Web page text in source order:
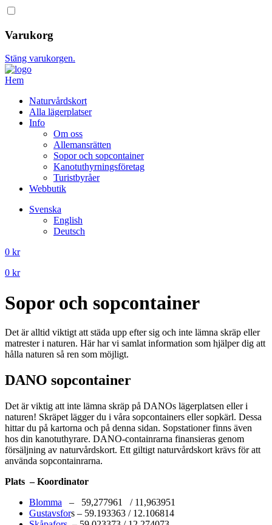
Varukorg
Stäng varukorgen.
Hem
Naturvårdskort
Alla lägerplatser
Info
Om oss
Allemansrätten
Sopor och sopcontainer
Kanotuthyrningsföretag
Turistbyråer
Webbutik
Svenska
English
Deutsch
0 kr
0 kr
Sopor och sopcontainer
Det är alltid viktigt att städa upp efter sig och inte lämna skräp eller
matrester i naturen. Här har vi samlat information som hjälper dig att
hålla naturen så ren som möjligt.
DANO sopcontainer
Det är viktig att inte lämna skräp på DANOs lägerplatsen eller i
naturen! Skräpet lägger du i våra sopcontainers eller sopkärl. Dessa
hittar du på kartorna och på denna sidan. Sopstationer finns även
hos din kanotuthyrare. DANO-containrarna finansieras genom
försäljning av naturvårdskort. Ett giltigt naturvårdskort krävs för att
använda sopcontainrarna.
Plats – Koordinator
Blomma – 59,277961 / 11,963951
Gustavsfors – 59.193363 / 12.106814